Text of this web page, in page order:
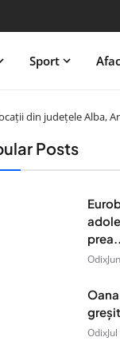
Sport
din judeţele Alba,
Posts
Odix
Odix